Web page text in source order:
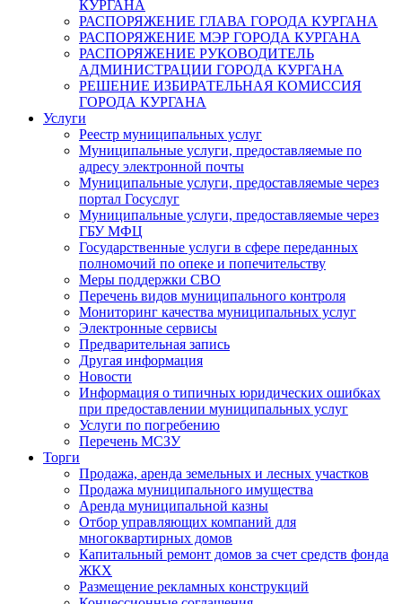
КУРГАНА
РАСПОРЯЖЕНИЕ ГЛАВА ГОРОДА КУРГАНА
РАСПОРЯЖЕНИЕ МЭР ГОРОДА КУРГАНА
РАСПОРЯЖЕНИЕ РУКОВОДИТЕЛЬ
АДМИНИСТРАЦИИ ГОРОДА КУРГАНА
РЕШЕНИЕ ИЗБИРАТЕЛЬНАЯ КОМИССИЯ
ГОРОДА КУРГАНА
Услуги
Реестр муниципальных услуг
Муниципальные услуги, предоставляемые по
адресу электронной почты
Муниципальные услуги, предоставляемые через
портал Госуслуг
Муниципальные услуги, предоставляемые через
ГБУ МФЦ
Государственные услуги в сфере переданных
полномочий по опеке и попечительству
Меры поддержки СВО
Перечень видов муниципального контроля
Мониторинг качества муниципальных услуг
Электронные сервисы
Предварительная запись
Другая информация
Новости
Информация о типичных юридических ошибках
при предоставлении муниципальных услуг
Услуги по погребению
Перечень МСЗУ
Торги
Продажа, аренда земельных и лесных участков
Продажа муниципального имущества
Аренда муниципальной казны
Отбор управляющих компаний для
многоквартирных домов
Капитальный ремонт домов за счет средств фонда
ЖКХ
Размещение рекламных конструкций